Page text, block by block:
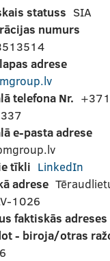
statuss SIA
numurs
adrese
telefona Nr. +371
e-pasta adrese
tīkli LinkedIn
adrese
1026
faktiskās adreses
- biroja/otras